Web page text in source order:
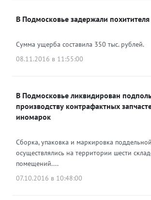
В Подмосковье задержали похитителя
Сумма ущерба составила 350 тыс. рублей.
08.11.2016 в 11:55:00
В Подмосковье ликвидирован
производству контрафактных
иномарок
Сборка, упаковка и маркировка
осуществлялись на территории шести
помещений....
07.10.2016 в 10:48:00